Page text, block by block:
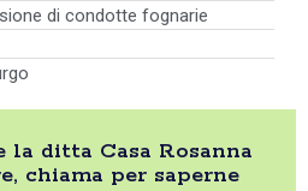
di condotte fognarie
ditta Casa Rosanna
chiama per saperne